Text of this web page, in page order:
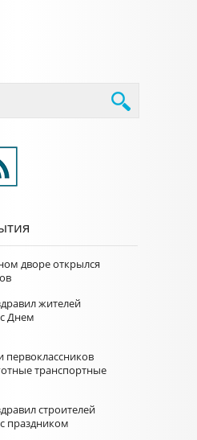
дворе открылся
жителей
Днем
первоклассников
транспортные
строителей
праздником